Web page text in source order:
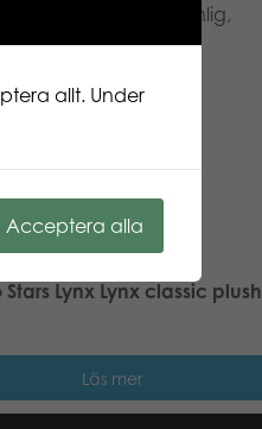
Glad, krambar, vänlig,
Halloween.
Stars Lynx Lynx classic plush
Läs mer
allt. Under
Acceptera alla